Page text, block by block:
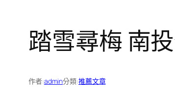
踏雪尋梅 南
作者:admin分類:推薦文章